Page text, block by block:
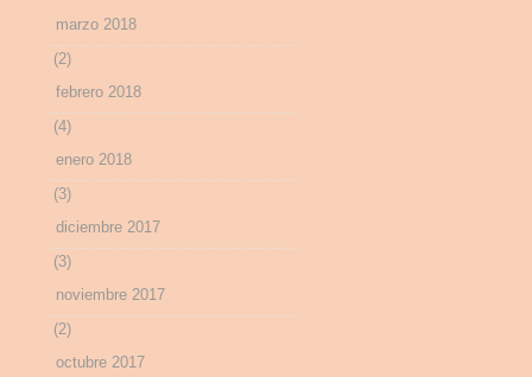
marzo 2018
(2)
febrero 2018
(4)
enero 2018
(3)
diciembre 2017
(3)
noviembre 2017
(2)
octubre 2017